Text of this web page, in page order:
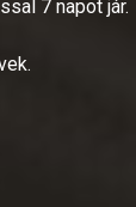
7 napot jár.